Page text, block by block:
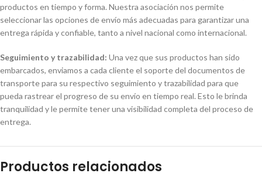
productos en tiempo y forma. Nuestra asociación nos permite
seleccionar las opciones de envío más adecuadas para garantizar una
entrega rápida y confiable, tanto a nivel nacional como internacional.
Seguimiento y trazabilidad: Una vez que sus productos han sido
embarcados, enviamos a cada cliente el soporte del documentos de
transporte para su respectivo seguimiento y trazabilidad para que
pueda rastrear el progreso de su envío en tiempo real. Esto le brinda
tranquilidad y le permite tener una visibilidad completa del proceso de
entrega.
Productos relacionados